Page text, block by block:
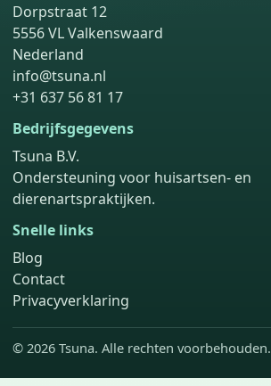
Dorpstraat 12
5556 VL Valkenswaard
Nederland
info@tsuna.nl
+31 637 56 81 17
Bedrijfsgegevens
Tsuna B.V.
Ondersteuning voor huisartsen- en
dierenartspraktijken.
Snelle links
Blog
Contact
Privacyverklaring
© 2026 Tsuna. Alle rechten voorbehouden.